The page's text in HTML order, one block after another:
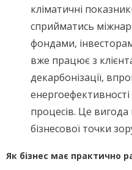
кліматичні
сприйматись
фондами,
вже працює з
декарбонізації,
процесів. Це вигода
бізнесової точки
Як бізнес має практично